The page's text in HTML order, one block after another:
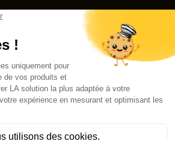
la politique de confidentialité
Envoyer
Suivez-nous